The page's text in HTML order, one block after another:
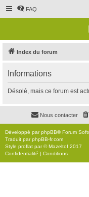
FAQ
Index du forum
Informations
Désolé, mais ce forum est
Nous contacter
Développé parphpBB® Forum
Traduit parphpBB-fr.com
Style proflat par ©Mazeltof 2017
Confidentialité | Conditions